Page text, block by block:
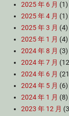
2025 年 6 月 (1)
2025 年 4 月 (1)
2025 年 3 月 (4)
2025 年 1 月 (4)
2024 年 8 月 (3)
2024 年 7 月
2024 年 6 月
2024 年 5 月 (6)
2024 年 1 月 (8)
2023 年 12 月